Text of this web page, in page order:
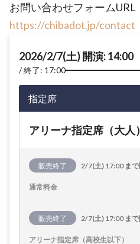
お問い合わせフォームURL
https://chibadot.jp/contact
2026/2/7(土) 開演: 14:00
終了: 17:00
指定席
アリーナ指定席（大人）
販売終了 2/7(土) 17:00 ま
通常料金
販売終了 2/7(土) 17:00 ま
アリーナ指定席（高校生以下）